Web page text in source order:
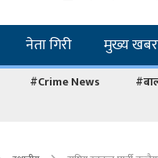
नेता गिरी मुख्य खबर
#Crime News